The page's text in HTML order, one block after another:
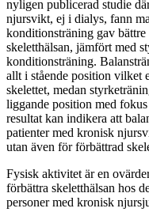
nyligen publicerad studie
njursvikt, ej i dialys, fann
konditionsträning gav
skeletthälsan, jämfört med
konditionsträning.
allt i stående position vilket
skelettet, medan
liggande position med
resultat kan indikera att
patienter med kronisk
utan även för förbättrad
Fysisk aktivitet är en
förbättra skeletthälsan hos
personer med kronisk